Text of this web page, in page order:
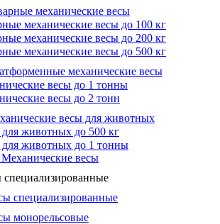
механические весы
механические весы до 100 кг
механические весы до 200 кг
механические весы до 500 кг
механические весы
весы до 1 тонны
весы до 2 тонн
весы для животных
животных до 500 кг
животных до 1 тонны
Механические весы
специализированные
специализированные
монорельсовые